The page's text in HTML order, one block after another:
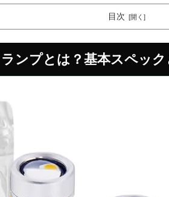
目次
ンプとは？基本スペッ